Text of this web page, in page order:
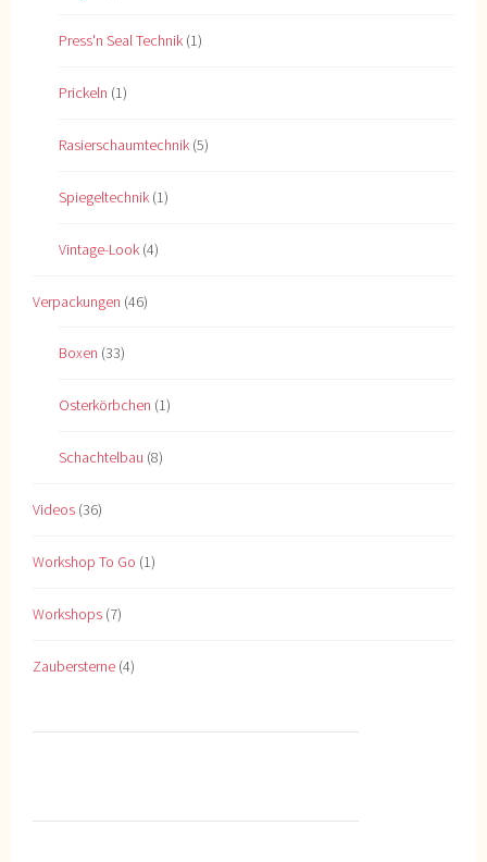
Press'n Seal Technik (1)
Prickeln (1)
Rasierschaumtechnik (5)
Spiegeltechnik (1)
Vintage-Look (4)
Verpackungen (46)
Boxen (33)
Osterkörbchen (1)
Schachtelbau (8)
Videos (36)
Workshop To Go (1)
Workshops (7)
Zaubersterne (4)